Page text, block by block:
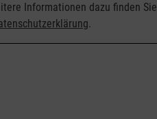
Informationen dazu finden Sie
.